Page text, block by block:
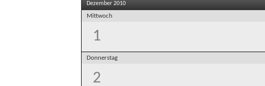
Dezember 2010
Mittwoch
1
Donnerstag
2